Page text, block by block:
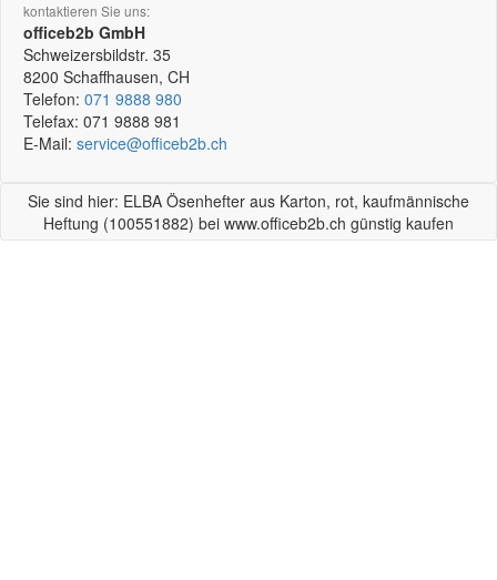
kontaktieren Sie uns:
officeb2b GmbH
Schweizersbildstr. 35
8200 Schaffhausen, CH
Telefon: 071 9888 980
Telefax: 071 9888 981
E-Mail: service@officeb2b.ch
Sie sind hier: ELBA Ösenhefter aus Karton, rot, kaufmännische
Heftung (100551882) bei www.officeb2b.ch günstig kaufen